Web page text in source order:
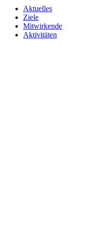
Aktuelles
Ziele
Mitwirkende
Aktivitäten